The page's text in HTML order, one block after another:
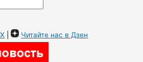
| Читайте нас в Дзен